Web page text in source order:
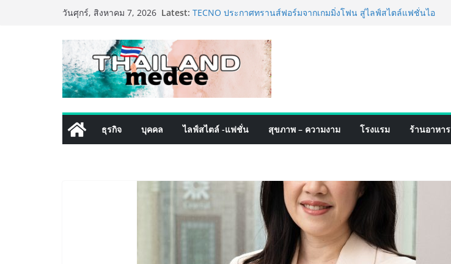
วันศุกร์, สิงหาคม 7, 2026 Latest: TECNO ประกาศทรานส์ฟอร์มจากเกมมิ่งโฟน สู่ไลฟ์สไตล์แฟชั่นไอ
PIPPER STANDARD® เปิดตัวแชมพูอาบน้ำ และ โฟมอาบแห้งสัตว์
เลี้ยง ชูนวัตกรรมพลังธรรมชาติ “Zero-Residue” เลียขนได้
ปลอดภัย ไร้สารตกค้าง
เริ่มแล้ว! อ.ต.ก.แฟร์ 4 ภาค @ภาคกลาง “มนต์เสน่ห์เกษตรไทย สู่
ใจกลางมหานคร” ชวนชิม ช้อป สินค้าเกษตรคุณภาพจากทั่ว
ไทย วันนี้ – 8 สิงหาคมนี้ ณ ลานคนเมือง
ททท. ประกาศความสำเร็จ Village to the World Season 5 ผนึก 9
พันธมิตร ขับเคลื่อน ESG Tourism สืบสานพระราชปณิธาน สร้าง
คุณค่าการท่องเที่ยวไทยอย่างยั่งยืน
เสริมแกร่งยุทธศาสตร์ระดับโลก
ธุรกิจ บุคคล ไลฟ์สไตล์ -แฟชั่น สุขภาพ – ความงาม โรงแรม ร้านอาหาร